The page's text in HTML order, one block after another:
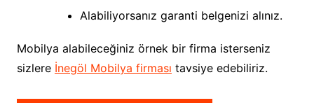
Alabiliyorsanız garanti belgenizi alınız.
Mobilya alabileceğiniz örnek bir firma isterseniz
sizlere İnegöl Mobilya firması tavsiye edebiliriz.